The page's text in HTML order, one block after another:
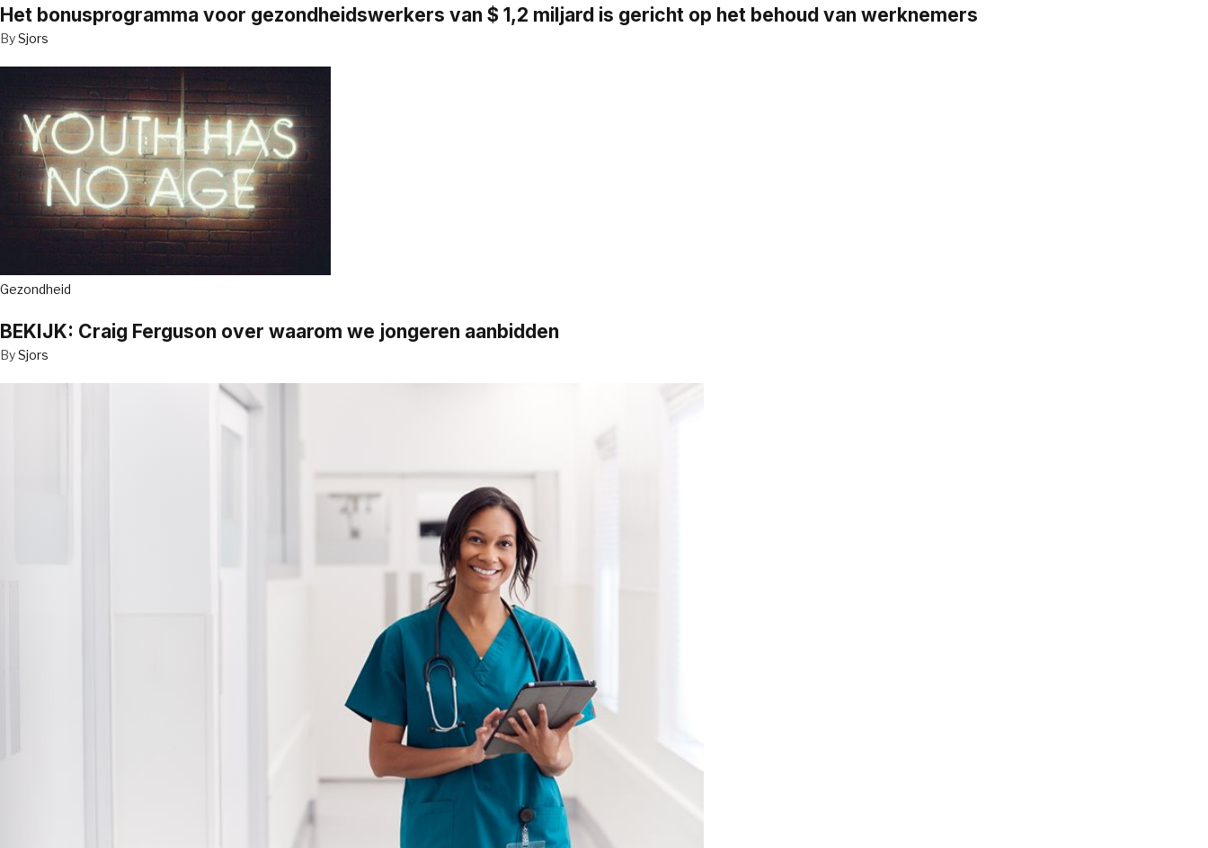
Het bonusprogramma voor gezondheidswerkers van $ 1,2 miljard is gericht op het behoud van werknemers
BySjors
Gezondheid
BEKIJK: Craig Ferguson over waarom we jongeren aanbidden
BySjors